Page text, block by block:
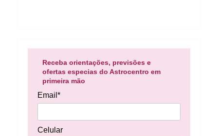
Receba orientações, previsões e
ofertas especias do Astrocentro em
primeira mão
Email*
Celular